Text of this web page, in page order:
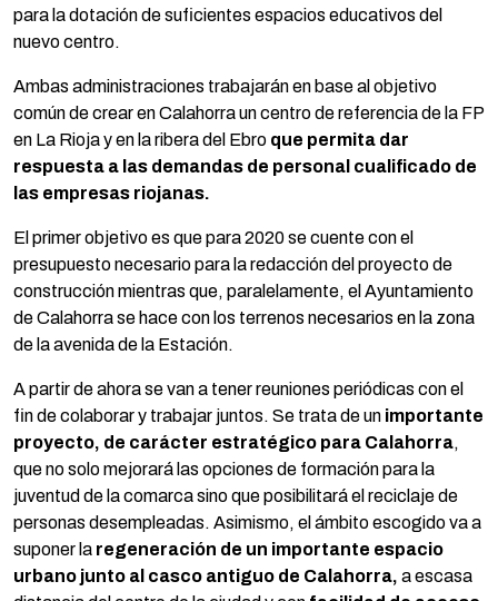
para la dotación de suficientes espacios educativos del
nuevo centro.
Ambas administraciones trabajarán en base al objetivo
común de crear en Calahorra un centro de referencia de la FP
en La Rioja y en la ribera del Ebro que permita dar
respuesta a las demandas de personal cualificado de
las empresas riojanas.
El primer objetivo es que para 2020 se cuente con el
presupuesto necesario para la redacción del proyecto de
construcción mientras que, paralelamente, el Ayuntamiento
de Calahorra se hace con los terrenos necesarios en la zona
de la avenida de la Estación.
A partir de ahora se van a tener reuniones periódicas con el
fin de colaborar y trabajar juntos. Se trata de un importante
proyecto, de carácter estratégico para Calahorra,
que no solo mejorará las opciones de formación para la
juventud de la comarca sino que posibilitará el reciclaje de
personas desempleadas. Asimismo, el ámbito escogido va a
suponer la regeneración de un importante espacio
urbano junto al casco antiguo de Calahorra, a escasa